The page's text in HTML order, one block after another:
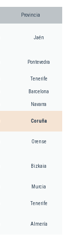
Provincia
Jaén
Pontevedra
Tenerife
Barcelona
Navarra
Coruña
Orense
Bizkaia
Murcia
Tenerife
Almería